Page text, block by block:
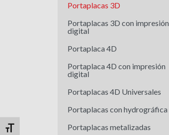
Alternar tamaño de letra
Portaplacas 3D
Portaplacas 3D con impresión
digital
Portaplaca 4D
Portaplaca 4D con impresión
digital
Portaplacas 4D Universales
Portaplacas con hydrográfica
Portaplacas metalizadas